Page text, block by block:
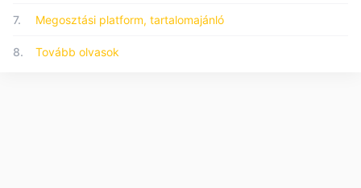
7. Megosztási platform, tartalomajánló
8. Tovább olvasok